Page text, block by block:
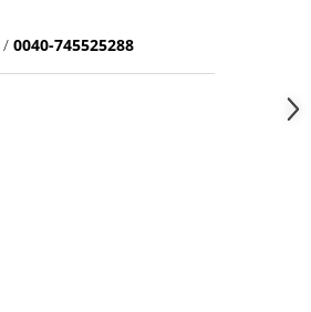
/ 0040-745525288